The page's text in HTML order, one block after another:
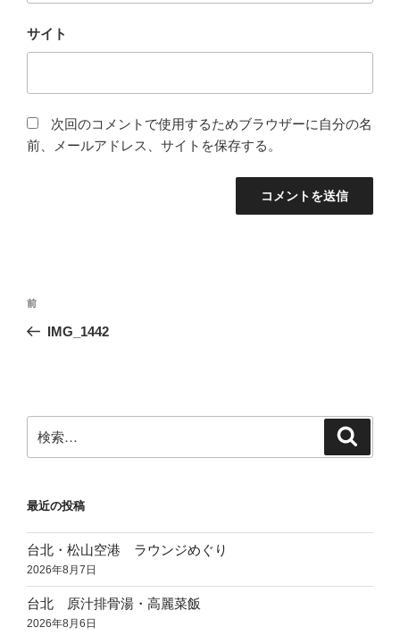
サイト
次回のコメントで使用するためブラウザーに自分の名
前、メールアドレス、サイトを保存する。
投
ナ
ー
シ
前
の
前
IMG_1442
索:
最近の投稿
台北・松山空港 ラウンジめぐり
2026年8月7日
台北 原汁排骨湯・高麗菜飯
2026年8月6日